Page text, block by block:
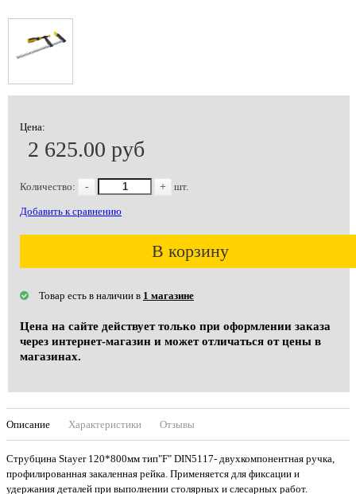
Цена:
2 625.00 руб
Количество: - + шт.
Добавить к сравнению
В корзину
Товар есть в наличии в 1 магазине
Цена на сайте действует только при оформлении заказа
через интернет-магазин и может отличаться от цены в
магазинах.
Описание Характеристики Отзывы
Струбцина Stayer 120*800мм тип"F" DIN5117- двухкомпонентная ручка,
профилированная закаленная рейка. Применяется для фиксации и
удержания деталей при выполнении столярных и слесарных работ.